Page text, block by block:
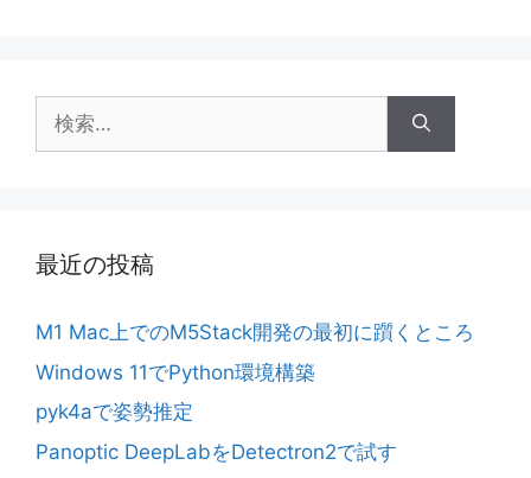
索:
最近の投稿
M1 Mac上でのM5Stack開発の最初に躓くところ
Windows 11でPython環境構築
pyk4aで姿勢推定
Panoptic DeepLabをDetectron2で試す